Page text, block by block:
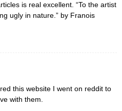
is real excellent. “To the artist
ugly in nature.” by Franois
this website I went on reddit to
with them.